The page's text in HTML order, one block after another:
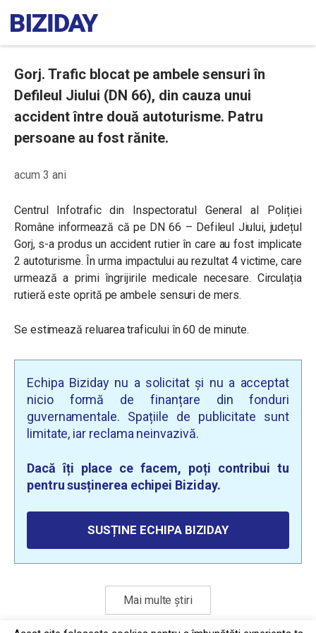
Gorj. Trafic blocat pe ambele sensuri în
Defileul Jiului (DN 66), din cauza unui
accident între două autoturisme. Patru
persoane au fost rănite.
acum 3 ani
Centrul Infotrafic din Inspectoratul General al Poliției
Române informează că pe DN 66 – Defileul Jiului, județul
Gorj, s-a produs un accident rutier în care au fost implicate
2 autoturisme. În urma impactului au rezultat 4 victime, care
urmează a primi îngrijirile medicale necesare. Circulația
rutieră este oprită pe ambele sensuri de mers.
Se estimează reluarea traficului în 60 de minute.
Echipa Biziday nu a solicitat și nu a acceptat
nicio formă de finanțare din fonduri
guvernamentale. Spațiile de publicitate sunt
limitate, iar reclama neinvazivă.
Dacă îți place ce facem, poți contribui tu
pentru susținerea echipei Biziday.
SUSȚINE ECHIPA BIZIDAY
Mai multe știri